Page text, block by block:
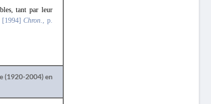
tant par leur
[1994]Chron., p.
(1920-2004) en